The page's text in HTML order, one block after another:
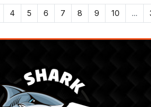
4 5 6 7 8 9 10 ...